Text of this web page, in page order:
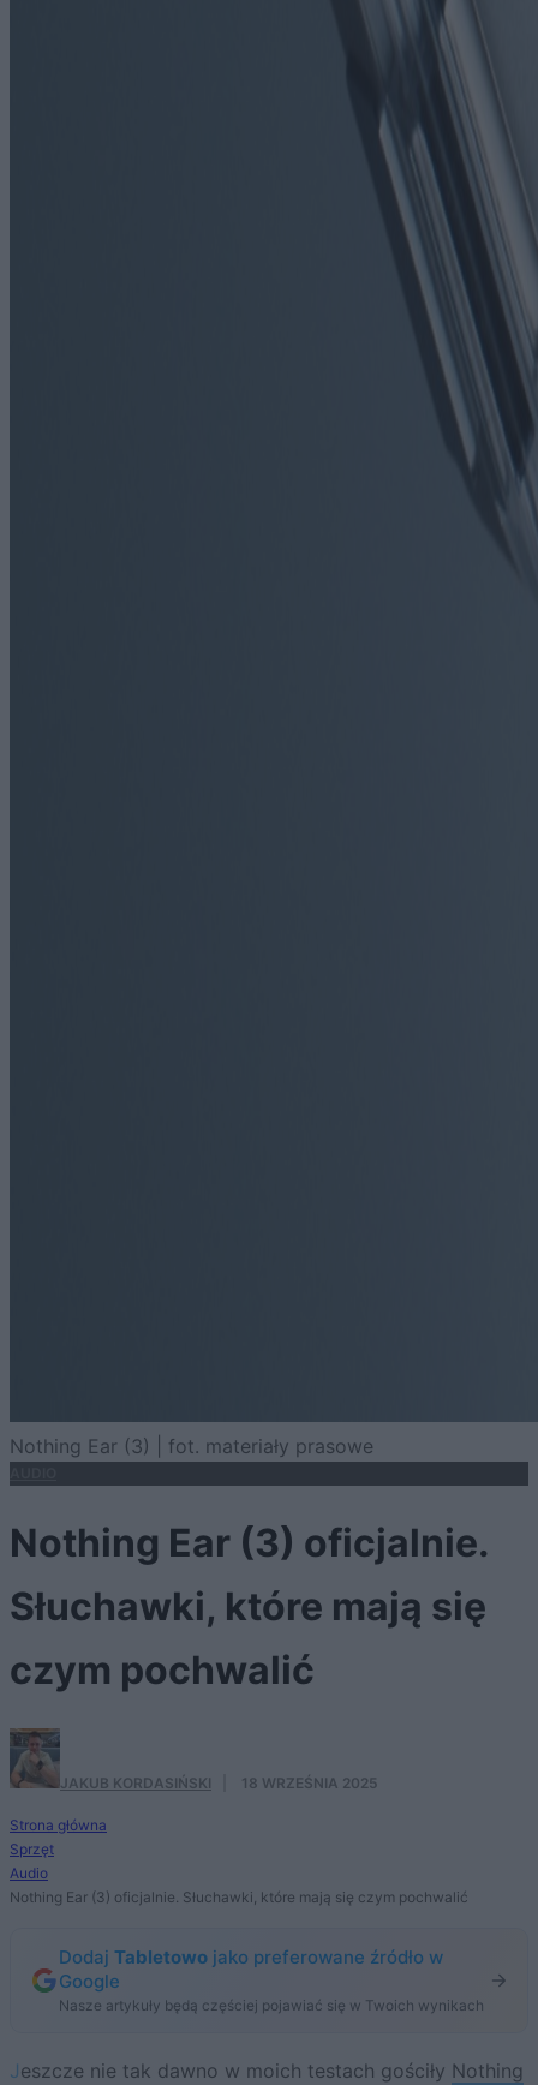
Nothing Ear (3) | fot. materiały prasowe
Nothing Ear (3) oficjalnie.
Słuchawki, które mają się
czym pochwalić
JAKUB KORDASIŃSKI 18 WRZEŚNIA 2025
Strona główna
Sprzęt
Audio
Nothing Ear (3) oficjalnie. Słuchawki, które mają się czym pochwalić
Dodaj Tabletowo jako preferowane źródło w
Google
Nasze artykuły będą częściej pojawiać się w Twoich wynikach
Jeszcze nie tak dawno w moich testach gościły Nothing